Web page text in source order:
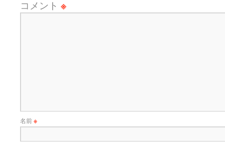
コメント ※
名前※